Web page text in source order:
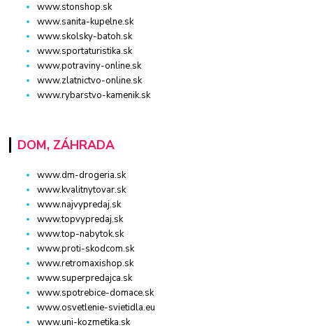
www.stonshop.sk
www.sanita-kupelne.sk
www.skolsky-batoh.sk
www.sportaturistika.sk
www.potraviny-online.sk
www.zlatnictvo-online.sk
www.rybarstvo-kamenik.sk
DOM, ZÁHRADA
www.dm-drogeria.sk
www.kvalitnytovar.sk
www.najvypredaj.sk
www.topvypredaj.sk
www.top-nabytok.sk
www.proti-skodcom.sk
www.retromaxishop.sk
www.superpredajca.sk
www.spotrebice-domace.sk
www.osvetlenie-svietidla.eu
www.uni-kozmetika.sk